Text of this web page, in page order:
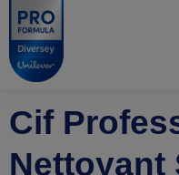
Skip to main content
Skip to navigation
Skip to footer
Pro Formula
Cif
Nettoyant